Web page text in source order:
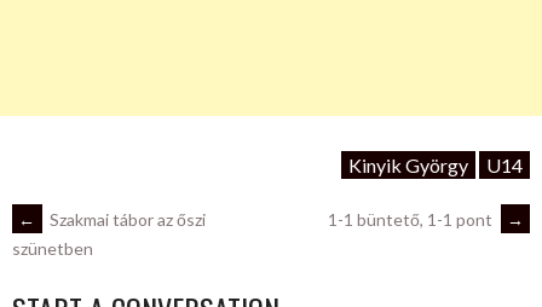
Kinyik György U14
POST
←
Szakmai tábor az őszi
szünetben
1-1 büntető, 1-1 pont →